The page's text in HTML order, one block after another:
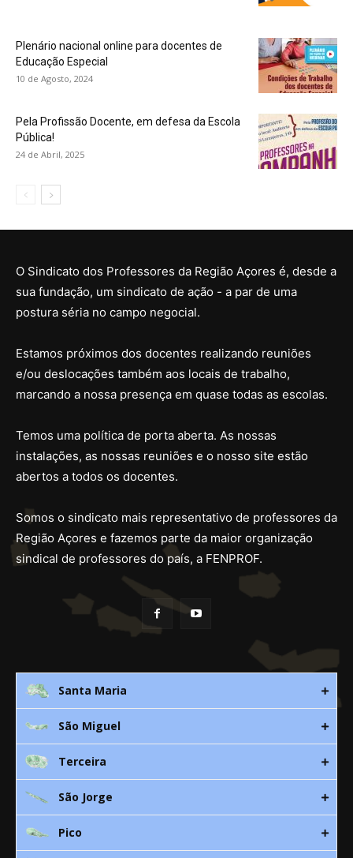
Plenário nacional online para docentes de
Educação Especial
10 de Agosto, 2024
Pela Profissão Docente, em defesa da Escola
Pública!
24 de Abril, 2025
O Sindicato dos Professores da Região Açores é, desde a
sua fundação, um sindicato de ação - a par de uma
postura séria no campo negocial.
Estamos próximos dos docentes realizando reuniões
e/ou deslocações também aos locais de trabalho,
marcando a nossa presença em quase todas as escolas.
Temos uma política de porta aberta. As nossas
instalações, as nossas reuniões e o nosso site estão
abertos a todos os docentes.
Somos o sindicato mais representativo de professores da
Região Açores e fazemos parte da maior organização
sindical de professores do país, a FENPROF.
Santa Maria
Rua 3. Leandres Chaves, 12C
296 882 118
smaria@spra.pt
São Miguel
Av. D. João lll, bloco A, nº10 – 3º
296 205 960
912 344 869
968 567 636
Terceira
Canada Nova 21
295 215 471
São Jorge
Rua Dr. Manuel de Arriaga, S/N
Pico